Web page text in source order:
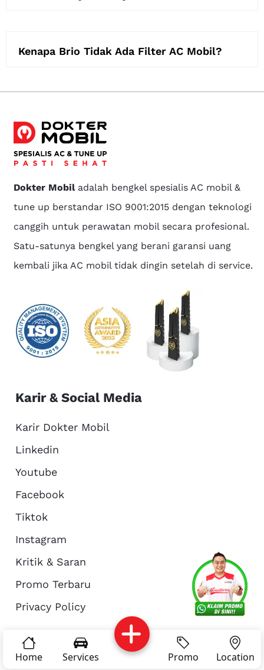
About Us
Reservasi Article
Home Services Promo Location
Kenapa Brio Tidak Ada Filter AC Mobil?
Dokter Mobiladalah bengkel spesialis AC mobil &
tune up berstandar ISO 9001:2015 dengan teknologi
canggih untuk perawatan mobil secara profesional.
Satu-satunya bengkel yang berani garansi uang
kembali jika AC mobil tidak dingin setelah di service.
Karir & Social Media
Karir Dokter Mobil
Linkedin
Youtube
Facebook
Tiktok
Instagram
Kritik & Saran
Promo Terbaru
Privacy Policy
© Copyright 2026 - Dokter Mobil Indonesia